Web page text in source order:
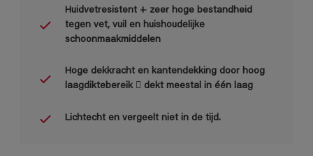
Huidvetresistent + zeer hoge bestandheid
tegen vet, vuil en huishoudelijke
schoonmaakmiddelen
Hoge dekkracht en kantendekking door hoog
laagdiktebereik  dekt meestal in één laag
Lichtecht en vergeelt niet in de tijd.